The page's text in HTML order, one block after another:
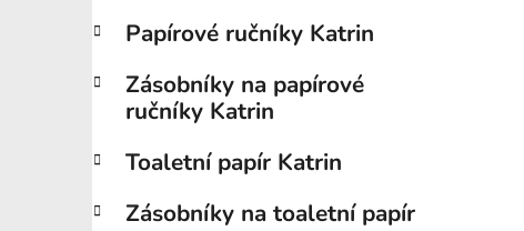
a
n
p
n
r
e
Papírové ručníky Katrin
Zásobníky na papírové
ručníky Katrin
Toaletní papír Katrin
Zásobníky na toaletní papír